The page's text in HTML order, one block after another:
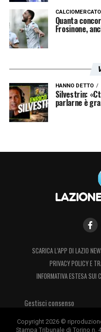
CALCIOMERCATO
Quanta
Frosinone,
HANNO DETTO
Silvestrin:
parlarne è
SCARICA L’APP DI LAZIO
PRIVACY POLICY E
INFORMATIVA ESTESA SUI
Gestisci consenso
Copyright 2026 ©
Stampa Tribunale di Torino n.